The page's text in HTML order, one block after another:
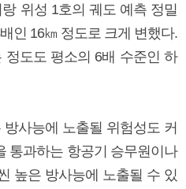
위성 1호의 궤도 예측 정밀
인 16㎞ 정도로 크게 변했다.
정도도 평소의 6배 수준인 하
사능에 노출될 위험성도 커
통과하는 항공기 승무원이나
높은 방사능에 노출될 수 있